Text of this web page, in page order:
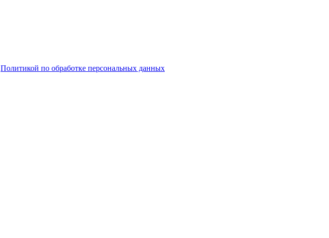
Политикой по обработке персональных данных